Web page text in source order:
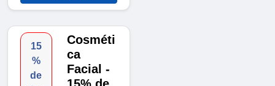
15
%
de
Cosméti
ca
Facial -